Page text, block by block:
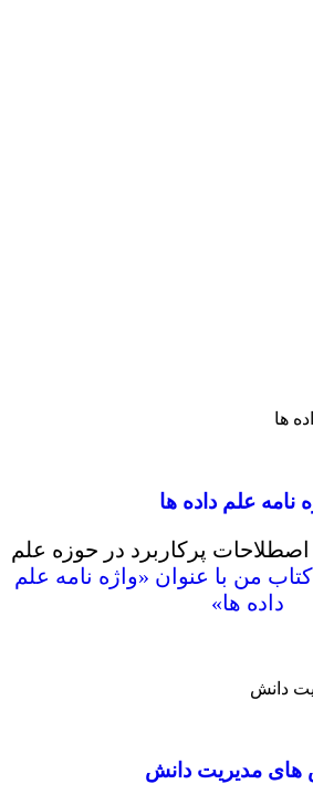
نامه علم داده ها
پرکاربرد در حوزه علم
کتاب من با عنوان «واژه نامه علم
داده ها»
مدیریت دانش